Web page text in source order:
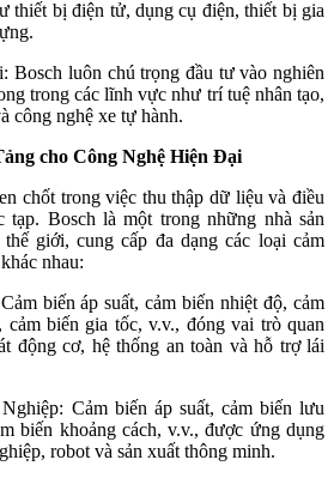
thiết bị điện tử, dụng cụ điện, thiết bị gia
luôn chú trọng đầu tư vào nghiên
trong các lĩnh vực như trí tuệ nhân tạo,
công nghệ xe tự hành.
cho Công Nghệ Hiện Đại
chốt trong việc thu thập dữ liệu và điều
tạp. Bosch là một trong những nhà sản
giới, cung cấp đa dạng các loại cảm
nhau:
biến áp suất, cảm biến nhiệt độ, cảm
biến gia tốc, v.v., đóng vai trò quan
động cơ, hệ thống an toàn và hỗ trợ lái
Cảm biến áp suất, cảm biến lưu
biến khoảng cách, v.v., được ứng dụng
robot và sản xuất thông minh.